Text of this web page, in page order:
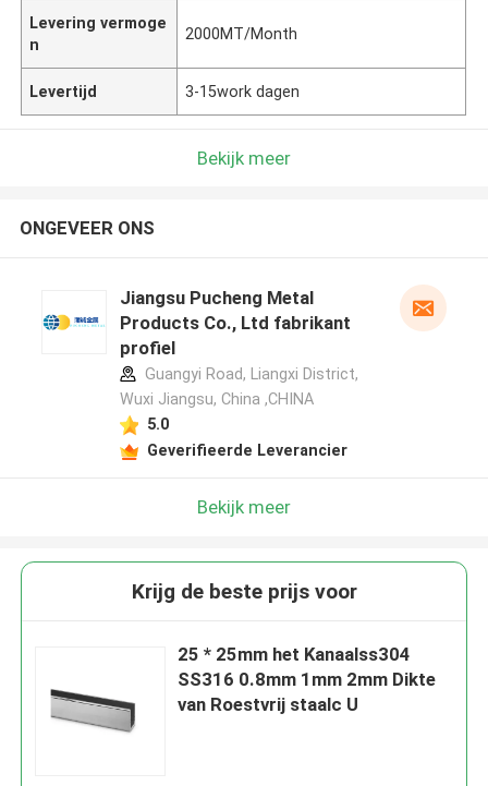
Levering vermoge
n
2000MT/Month
Levertijd 3-15work dagen
Bekijk meer
ONGEVEER ONS
Jiangsu Pucheng Metal
Products Co., Ltd fabrikant
profiel
Guangyi Road, Liangxi District,
Wuxi Jiangsu, China ,CHINA
5.0
Geverifieerde Leverancier
Bekijk meer
Krijg de beste prijs voor
25 * 25mm het Kanaalss304
SS316 0.8mm 1mm 2mm Dikte
van Roestvrij staalc U